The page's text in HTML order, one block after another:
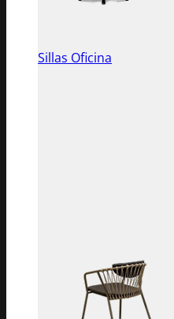
Sillas Oficina